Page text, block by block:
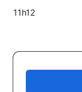
11h12